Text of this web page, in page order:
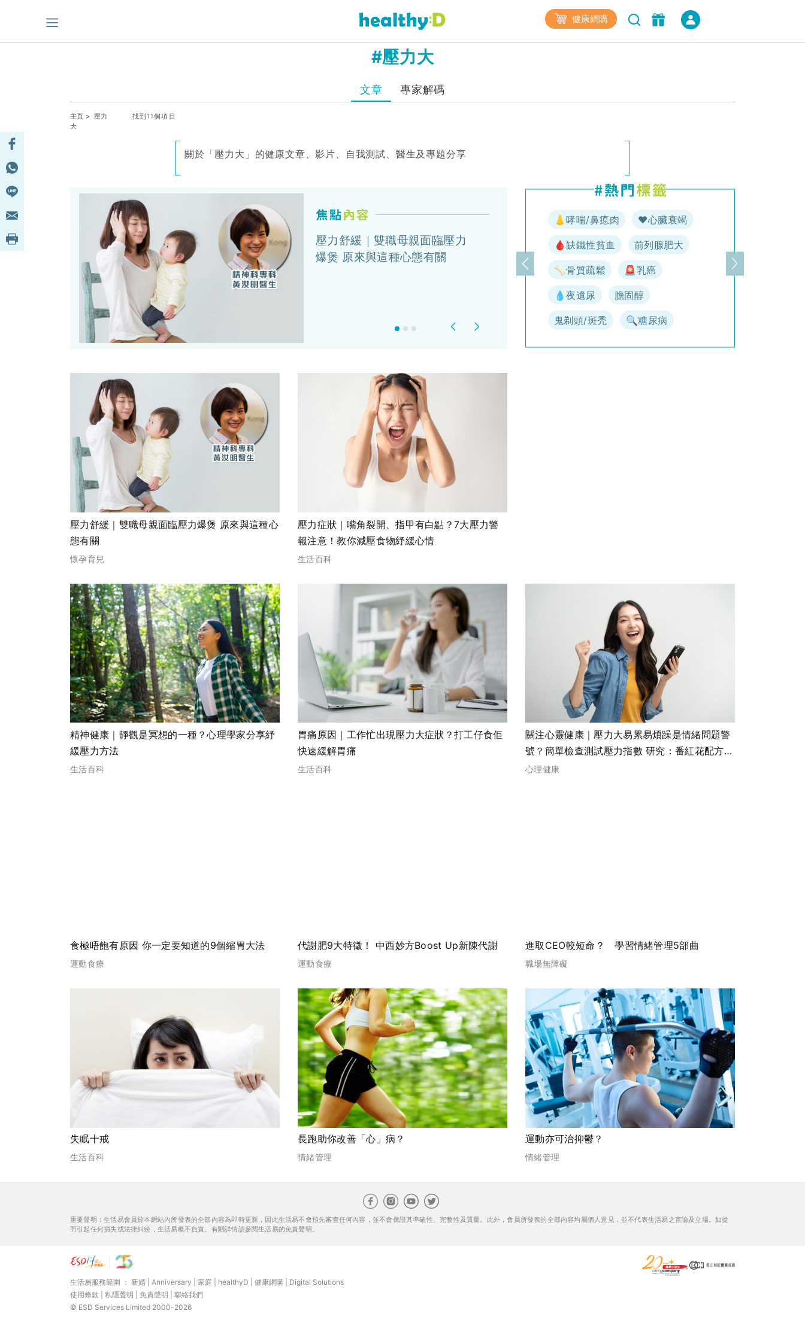
健康網購
#壓力大
文章 專家解碼
主頁 > 壓力
大
找到11個項目
關於「壓力大」的健康文章、影片、自我測試、醫生及專題分享
壓力舒緩｜雙職母親面臨壓力
爆煲 原來與這種心態有關
Previous
上一頁
👃哮喘/鼻瘜肉 ♥️心臟衰竭
🩸缺鐵性貧血 前列腺肥大
🦴骨質疏鬆 🚨乳癌
💧夜遺尿 膽固醇
鬼剃頭/斑禿 🔍糖尿病
下一頁
壓力舒緩｜雙職母親面臨壓力爆煲 原來與這種心
態有關
懷孕育兒
壓力症狀｜嘴角裂開、指甲有白點？7大壓力警
報注意！教你減壓食物紓緩心情
生活百科
精神健康｜靜觀是冥想的一種？心理學家分享紓
緩壓力方法
生活百科
胃痛原因｜工作忙出現壓力大症狀？打工仔食佢
快速緩解胃痛
生活百科
關注心靈健康｜壓力大易累易煩躁是情緒問題警
號？簡單檢查測試壓力指數 研究：番紅花配方重
塑神經元降壓力緊張
心理健康
食極唔飽有原因 你一定要知道的9個縮胃大法
運動食療
代謝肥9大特徵！ 中西妙方Boost Up新陳代謝
運動食療
進取CEO較短命？ 學習情緒管理5部曲
職場無障礙
失眠十戒
生活百科
長跑助你改善「心」病？
情緒管理
運動亦可治抑鬱？
情緒管理
重要聲明：生活易會員於本網站內所發表的全部內容為即時更新，因此生活易不會預先審查任何內容，並不會保證其準確性、完整性及質量。此外，會員所發表的全部內容均屬個人意見，並不代表生活易之言論及立場。如從
而引起任何損失或法律糾紛，生活易概不負責。有關詳情請參閱生活易的免責聲明。
生活易服務範圍 ： 新婚 Anniversary 家庭 healthyD 健康網購
Digital Solutions
使用條款
私隱聲明 免責聲明
聯絡我們
© ESD Services Limited 2000-2026